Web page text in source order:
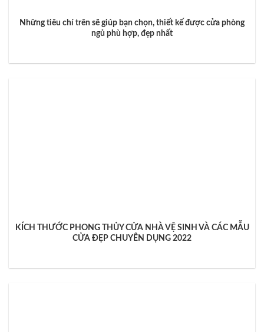
Những tiêu chí trên sẽ giúp bạn chọn, thiết kế được cửa phòng
ngủ phù hợp, đẹp nhất
KÍCH THƯỚC PHONG THỦY CỬA NHÀ VỆ SINH VÀ CÁC MẪU
CỬA ĐẸP CHUYÊN DỤNG 2022